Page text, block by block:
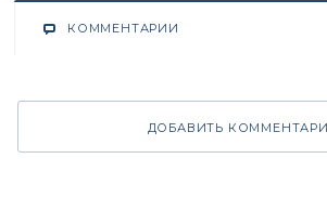
КОММЕНТАРИИ
ДОБАВИТЬ